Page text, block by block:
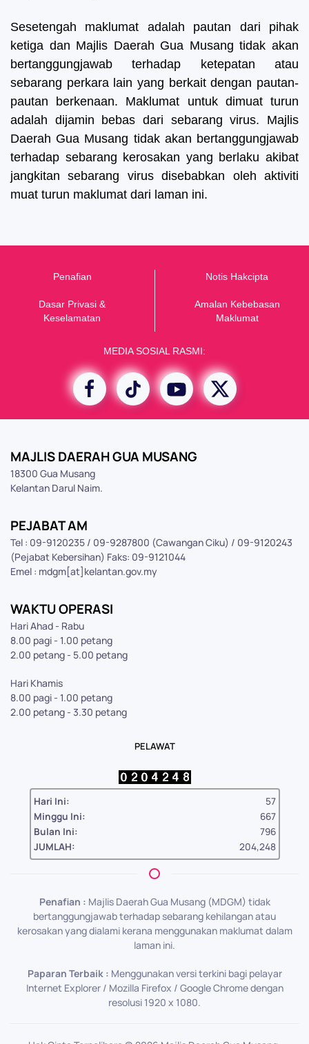
Sesetengah maklumat adalah pautan dari pihak
ketiga dan Majlis Daerah Gua Musang tidak akan
bertanggungjawab terhadap ketepatan atau
sebarang perkara lain yang berkait dengan pautan-
pautan berkenaan. Maklumat untuk dimuat turun
adalah dijamin bebas dari sebarang virus. Majlis
Daerah Gua Musang tidak akan bertanggungjawab
terhadap sebarang kerosakan yang berlaku akibat
jangkitan sebarang virus disebabkan oleh aktiviti
muat turun maklumat dari laman ini.
Penafian
Dasar Privasi &
Keselamatan
Notis Hakcipta
Amalan Kebebasan
Maklumat
MEDIA SOSIAL RASMI:
MAJLIS DAERAH GUA MUSANG
18300 Gua Musang
Kelantan Darul Naim.
PEJABAT AM
Tel : 09-9120235 / 09-9287800 (Cawangan Ciku) / 09-9120243
(Pejabat Kebersihan) Faks: 09-9121044
Emel : mdgm[at]kelantan.gov.my
WAKTU OPERASI
Hari Ahad - Rabu
8.00 pagi - 1.00 petang
2.00 petang - 5.00 petang
Hari Khamis
8.00 pagi - 1.00 petang
2.00 petang - 3.30 petang
PELAWAT
Hari Ini:
57
Minggu Ini:
667
Bulan Ini:
796
JUMLAH:
204,248
Penafian : Majlis Daerah Gua Musang (MDGM) tidak
bertanggungjawab terhadap sebarang kehilangan atau
kerosakan yang dialami kerana menggunakan maklumat dalam
laman ini.
Paparan Terbaik : Menggunakan versi terkini bagi pelayar
Internet Explorer / Mozilla Firefox / Google Chrome dengan
resolusi 1920 x 1080.